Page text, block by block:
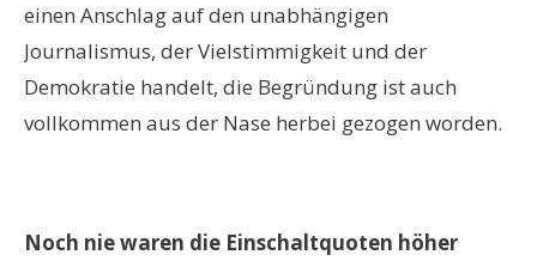
einen Anschlag auf den unabhängigen
Journalismus, der Vielstimmigkeit und der
Demokratie handelt, die Begründung ist auch
vollkommen aus der Nase herbei gezogen worden.
Noch nie waren die Einschaltquoten höher